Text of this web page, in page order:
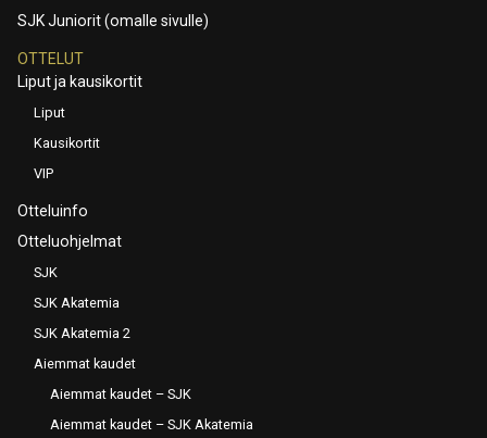
SJK Juniorit (omalle sivulle)
OTTELUT
Liput ja kausikortit
Liput
Kausikortit
VIP
Otteluinfo
Otteluohjelmat
SJK
SJK Akatemia
SJK Akatemia 2
Aiemmat kaudet
Aiemmat kaudet – SJK
Aiemmat kaudet – SJK Akatemia